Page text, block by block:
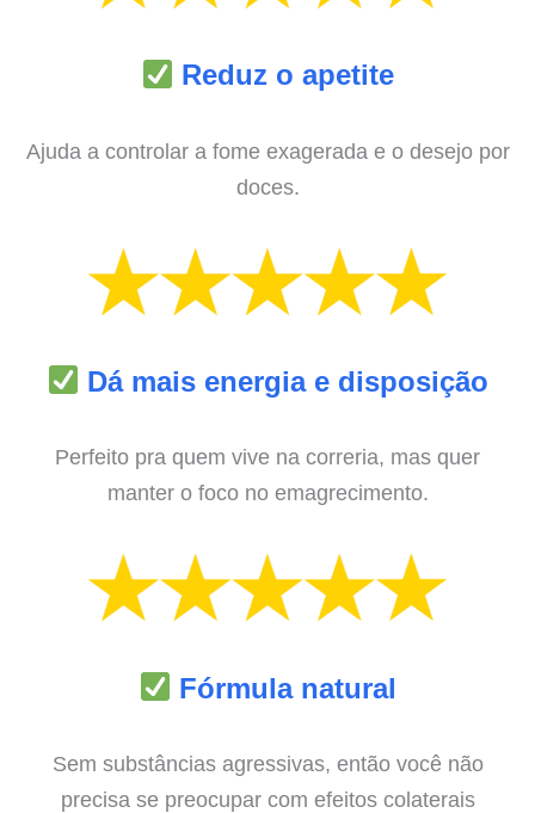
Reduz o apetite
Ajuda a controlar a fome exagerada e o desejo por
doces.
Dá mais energia e disposição
Perfeito pra quem vive na correria, mas quer
manter o foco no emagrecimento.
Fórmula natural
Sem substâncias agressivas, então você não
precisa se preocupar com efeitos colaterais